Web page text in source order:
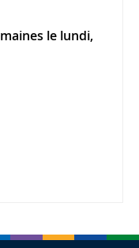
le lundi,